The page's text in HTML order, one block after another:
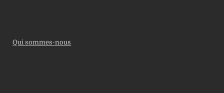
Qui sommes-nous